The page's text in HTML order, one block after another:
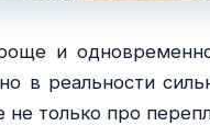
и
в реальности
только про